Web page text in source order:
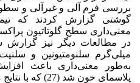
بررسی فرم آلی و غیرآلی و
گوشتی گزارش کردند که
میلی‌گرم سلنومتیونین و
به‌طور معنی‌داری باعث
پلاسمای خون ‌شد (27) که با نتایج مطالعه حاضر مطابقت دارد.